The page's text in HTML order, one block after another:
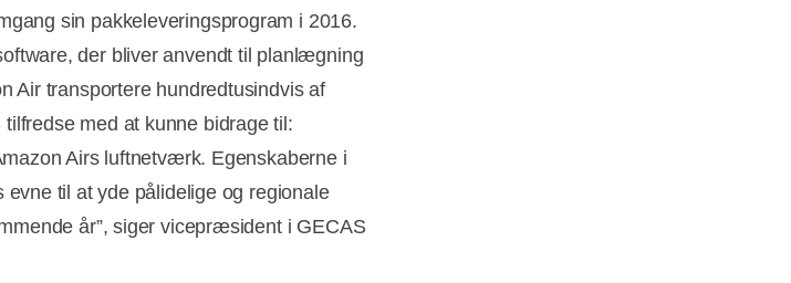
sin pakkeleveringsprogram i 2016.
der bliver anvendt til planlægning
Air transportere hundredtusindvis af
med at kunne bidrage til:
Airs luftnetværk. Egenskaberne i
til at yde pålidelige og regionale
år”, siger vicepræsident i GECAS